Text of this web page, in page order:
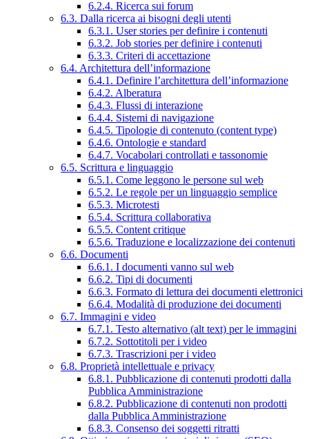
6.2.4. Ricerca sui forum
6.3. Dalla ricerca ai bisogni degli utenti
6.3.1. User stories per definire i contenuti
6.3.2. Job stories per definire i contenuti
6.3.3. Criteri di accettazione
6.4. Architettura dell’informazione
6.4.1. Definire l’architettura dell’informazione
6.4.2. Alberatura
6.4.3. Flussi di interazione
6.4.4. Sistemi di navigazione
6.4.5. Tipologie di contenuto (content type)
6.4.6. Ontologie e standard
6.4.7. Vocabolari controllati e tassonomie
6.5. Scrittura e linguaggio
6.5.1. Come leggono le persone sul web
6.5.2. Le regole per un linguaggio semplice
6.5.3. Microtesti
6.5.4. Scrittura collaborativa
6.5.5. Content critique
6.5.6. Traduzione e localizzazione dei contenuti
6.6. Documenti
6.6.1. I documenti vanno sul web
6.6.2. Tipi di documenti
6.6.3. Formato di lettura dei documenti elettronici
6.6.4. Modalità di produzione dei documenti
6.7. Immagini e video
6.7.1. Testo alternativo (alt text) per le immagini
6.7.2. Sottotitoli per i video
6.7.3. Trascrizioni per i video
6.8. Proprietà intellettuale e privacy
6.8.1. Pubblicazione di contenuti prodotti dalla
Pubblica Amministrazione
6.8.2. Pubblicazione di contenuti non prodotti
dalla Pubblica Amministrazione
6.8.3. Consenso dei soggetti ritratti